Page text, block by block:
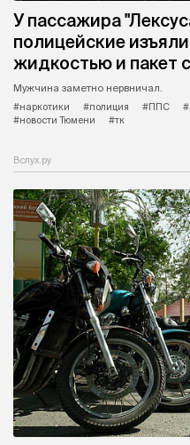
У пассажира
полицейские
жидкостью и пакет
Мужчина заметно нервничал.
#наркотики
#полиция #ППС
#новости Тюмени
#тк
Вслух.ру